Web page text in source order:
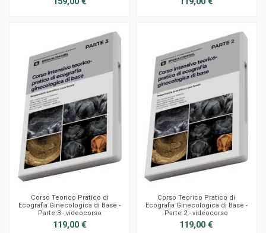
Corso Teorico Pratico di
Ecografia Ginecologica di Base -
Parte 3 - videocorso
119,00 €
Corso Teorico Pratico di
Ecografia Ginecologica di Base -
Parte 2 - videocorso
119,00 €